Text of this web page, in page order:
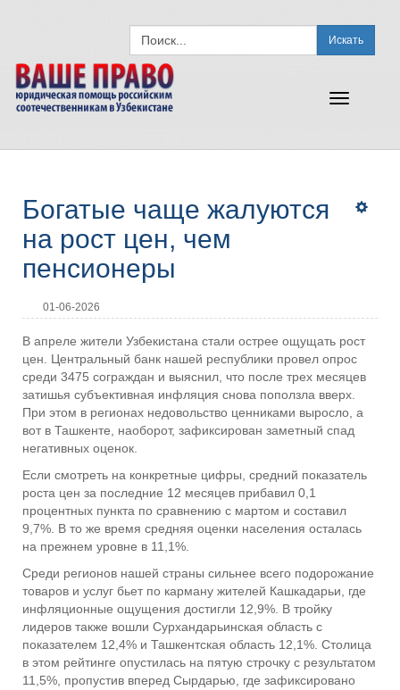
Искать
Toggle
Богатые чаще жалуются
на рост цен, чем
пенсионеры
01-06-2026
В апреле жители Узбекистана стали острее ощущать рост
цен. Центральный банк нашей республики провел опрос
среди 3475 сограждан и выяснил, что после трех месяцев
затишья субъективная инфляция снова поползла вверх.
При этом в регионах недовольство ценниками выросло, а
вот в Ташкенте, наоборот, зафиксирован заметный спад
негативных оценок.
Если смотреть на конкретные цифры, средний показатель
роста цен за последние 12 месяцев прибавил 0,1
процентных пункта по сравнению с мартом и составил
9,7%. В то же время средняя оценки населения осталась
на прежнем уровне в 11,1%.
Среди регионов нашей страны сильнее всего подорожание
товаров и услуг бьет по карману жителей Кашкадарьи, где
инфляционные ощущения достигли 12,9%. В тройку
лидеров также вошли Сурхандарьинская область с
показателем 12,4% и Ташкентская область 12,1%. Столица
в этом рейтинге опустилась на пятую строчку с результатом
11,5%, пропустив вперед Сырдарью, где зафиксировано